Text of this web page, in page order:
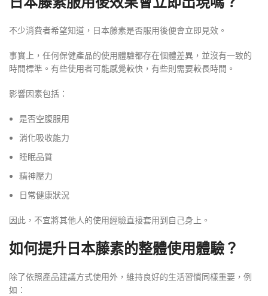
不少消費者希望知道，日本藤素是否服用後便會立即見效。
事實上，任何保健產品的使用體驗都存在個體差異，並沒有一致的
時間標準。有些使用者可能感覺較快，有些則需要較長時間。
影響因素包括：
是否空腹服用
消化吸收能力
睡眠品質
精神壓力
日常健康狀況
因此，不宜將其他人的使用經驗直接套用到自己身上。
如何提升日本藤素的整體使用體驗？
除了依照產品建議方式使用外，維持良好的生活習慣同樣重要，例
如：